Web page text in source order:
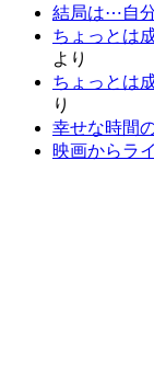
結局は⋯自
ちょっとは
より
ちょっとは
り
幸せな時間
映画からラ